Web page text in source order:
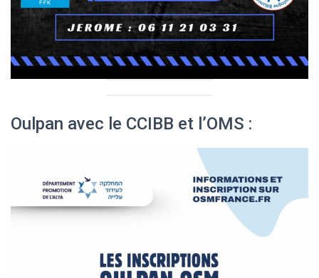
Oulpan avec le CCIBB et l’OMS :